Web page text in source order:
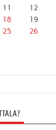
11 12
18 19
25 26